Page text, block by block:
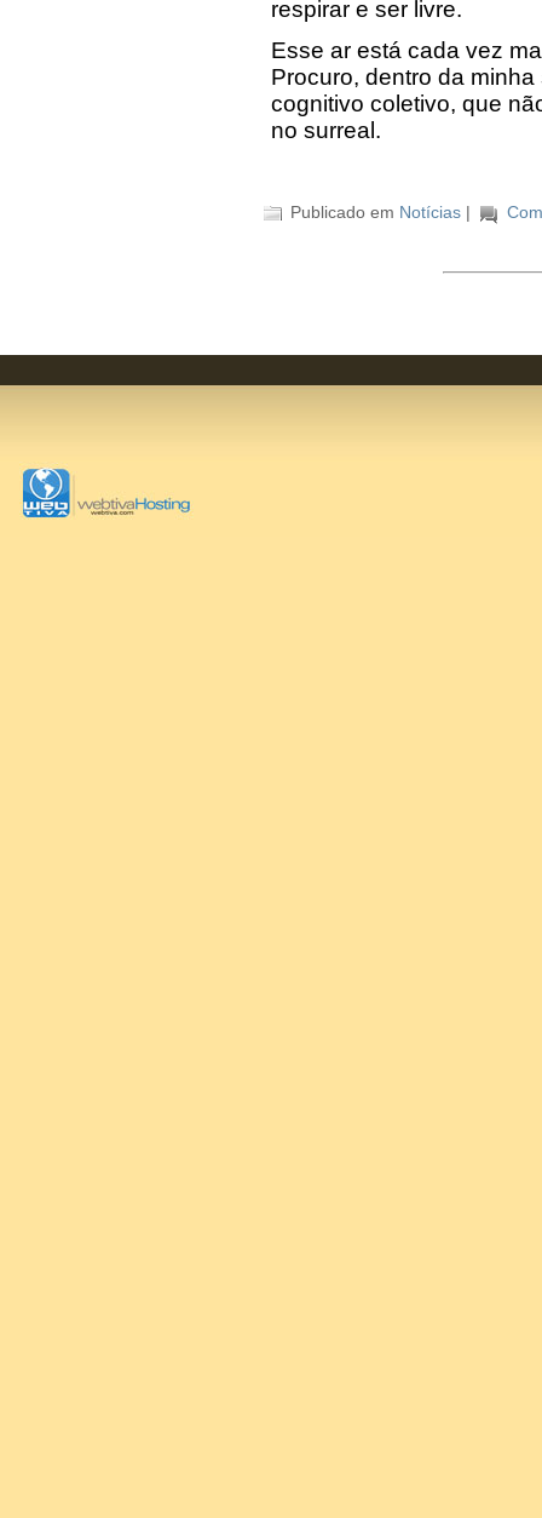
respirar e ser livre.
Esse ar está cada vez
Procuro, dentro da
cognitivo coletivo, que
no surreal.
Publicado em Notícias |